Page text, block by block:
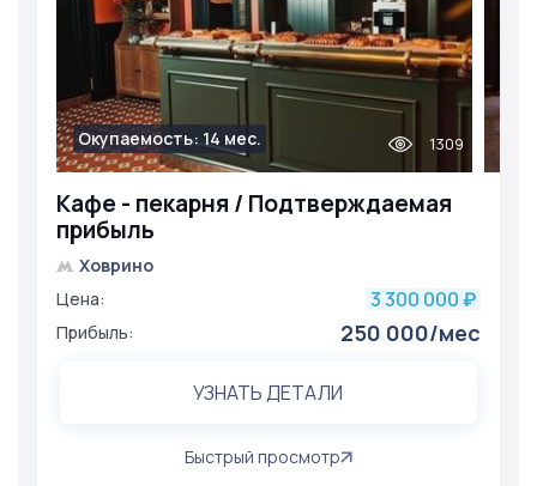
Кафе - пекарня / Подтверждаемая
прибыль
Окупаемость: 14 мес. 1309
Ховрино
Цена:
3 300 000 ₽
Прибыль: 250 000/мес
УЗНАТЬ ДЕТАЛИ
Быстрый просмотр